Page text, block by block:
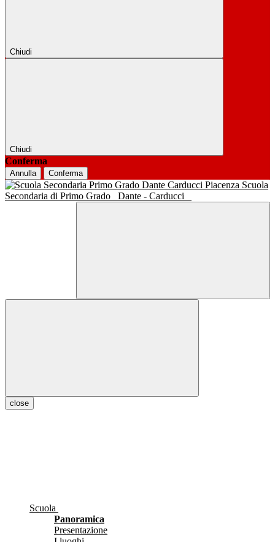
Chiudi
Chiudi
Conferma
Annulla Conferma
Scuola
Secondaria di Primo Grado
Dante - Carducci
close
Scuola
Panoramica
Presentazione